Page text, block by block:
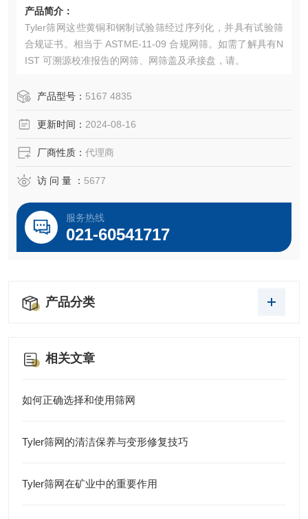
产品简介：
Tyler筛网这些黄铜和钢制试验筛经过序列化，并具有试验筛
合规证书。相当于 ASTME-11-09 合规网筛。如需了解具有N
IST 可溯源校准报告的网筛、网筛盖及承接盘，请。
产品型号： 5167 4835
更新时间： 2024-08-16
厂商性质： 代理商
访 问 量 ： 5677
服务热线
021-60541717
产品分类
相关文章
如何正确选择和使用筛网
Tyler筛网的清洁保养与变形修复技巧
Tyler筛网在矿业中的重要作用